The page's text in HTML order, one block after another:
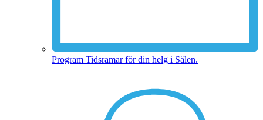
Program Tidsramar för din helg i Sälen.